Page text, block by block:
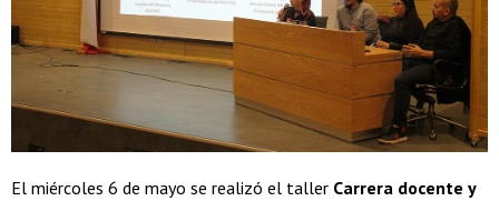
El miércoles 6 de mayo se realizó el taller Carrera docente y